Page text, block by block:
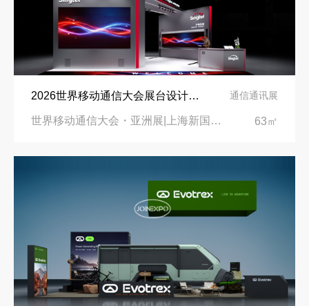
2026世界移动通信大会展台设计搭建公司 通信通讯展
世界移动通信大会・亚洲展|上海新国际博览中心 63㎡